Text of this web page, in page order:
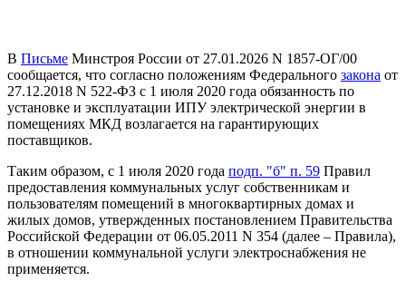
В Письме Минстроя России от 27.01.2026 N 1857-ОГ/00
сообщается, что согласно положениям Федерального закона от
27.12.2018 N 522-ФЗ с 1 июля 2020 года обязанность по
установке и эксплуатации ИПУ электрической энергии в
помещениях МКД возлагается на гарантирующих
поставщиков.
Таким образом, с 1 июля 2020 года подп. "б" п. 59 Правил
предоставления коммунальных услуг собственникам и
пользователям помещений в многоквартирных домах и
жилых домов, утвержденных постановлением Правительства
Российской Федерации от 06.05.2011 N 354 (далее – Правила),
в отношении коммунальной услуги электроснабжения не
применяется.